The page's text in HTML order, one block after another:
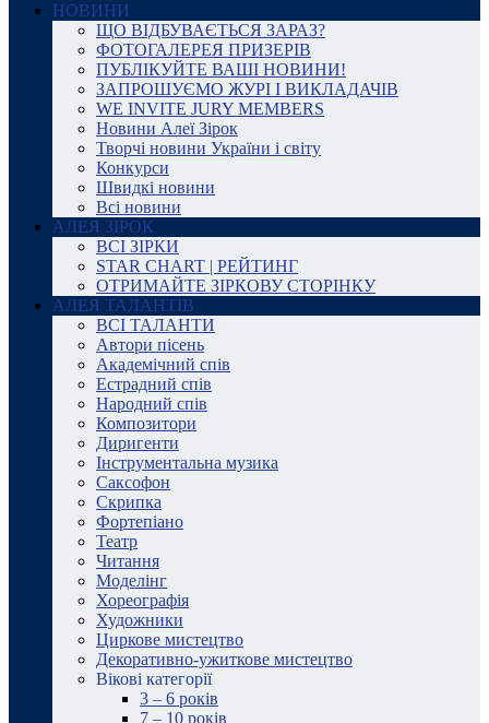
НОВИНИ
ЩО ВІДБУВАЄТЬСЯ ЗАРАЗ?
ФОТОГАЛЕРЕЯ ПРИЗЕРІВ
ПУБЛІКУЙТЕ ВАШІ НОВИНИ!
ЗАПРОШУЄМО ЖУРІ І ВИКЛАДАЧІВ
WE INVITE JURY MEMBERS
Новини Алеї Зірок
Творчі новини України і світу
Конкурси
Швидкі новини
Всі новини
АЛЕЯ ЗІРОК
ВСІ ЗІРКИ
STAR CHART | РЕЙТИНГ
ОТРИМАЙТЕ ЗІРКОВУ СТОРІНКУ
АЛЕЯ ТАЛАНТІВ
ВСІ ТАЛАНТИ
Автори пісень
Академічний спів
Естрадний спів
Народний спів
Композитори
Диригенти
Інструментальна музика
Саксофон
Скрипка
Фортепіано
Театр
Читання
Моделінг
Хореографія
Художники
Циркове мистецтво
Декоративно-ужиткове мистецтво
Вікові категорії
3 – 6 років
7 – 10 років